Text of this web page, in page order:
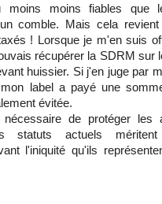
moins moins fiables que
comble. Mais cela
! Lorsque je m'en suis
récupérer la SDRM sur
huissier. Si j'en juge par
label a payé une
évitée.
de protéger les
statuts actuels méritent
l'iniquité qu'ils